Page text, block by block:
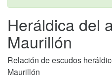
Heráldica del
Maurillón
Relación de escudos
Maurillón